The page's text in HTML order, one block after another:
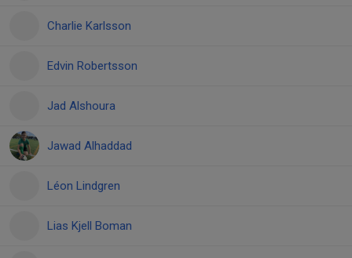
Charlie Karlsson
Edvin Robertsson
Jad Alshoura
Jawad Alhaddad
Léon Lindgren
Lias Kjell Boman